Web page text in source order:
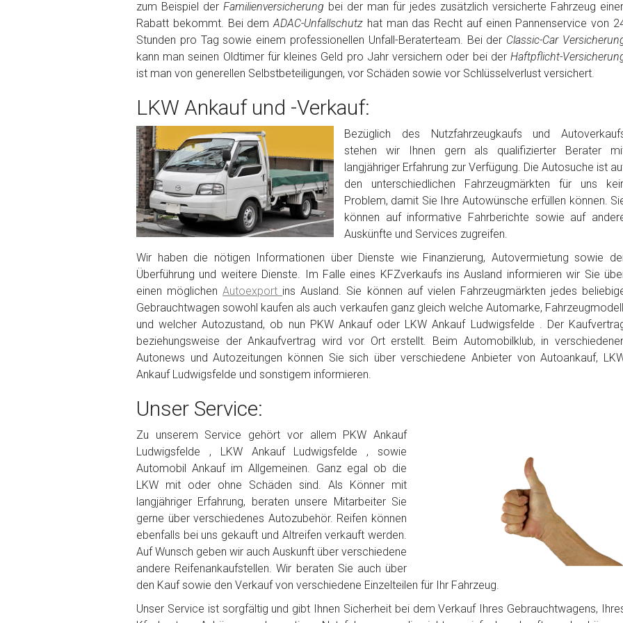
Fertig
Wie viel ist 10+2 ? *
zum Beispiel der Familienversicherung bei der man für jedes zusätzlich versicherte Fahrzeug
Rabatt bekommt. Bei demADAC-Unfallschutz hat man das Recht auf einen Pannenservice von
Stunden pro Tag sowie einem professionellen Unfall-Beraterteam. Bei der Classic-Car
kann man seinen Oldtimer für kleines Geld pro Jahr versichern oder bei der Haftpflicht-
ist man von generellen Selbstbeteiligungen, vor Schäden sowie vor Schlüsselverlust versichert.
LKW Ankauf und -Verkauf:
Bezüglich des Nutzfahrzeugkaufs und
stehen wir Ihnen gern als qualifizierter Berater
langjähriger Erfahrung zur Verfügung. Die Autosuche ist
den unterschiedlichen Fahrzeugmärkten für uns
Problem, damit Sie Ihre Autowünsche erfüllen können.
können auf informative Fahrberichte sowie auf
Auskünfte und Services zugreifen.
Wir haben die nötigen Informationen über Dienste wie Finanzierung, Autovermietung sowie
Überführung und weitere Dienste. Im Falle eines KFZverkaufs ins Ausland informieren wir Sie
einen möglichenAutoexport ins Ausland. Sie können auf vielen Fahrzeugmärkten jedes
Gebrauchtwagen sowohl kaufen als auch verkaufen ganz gleich welche Automarke,
und welcher Autozustand, ob nun PKW Ankauf oder LKW Ankauf Ludwigsfelde . Der
beziehungsweise der Ankaufvertrag wird vor Ort erstellt. Beim Automobilklub, in
Autonews und Autozeitungen können Sie sich über verschiedene Anbieter von Autoankauf,
Ankauf Ludwigsfelde und sonstigem informieren.
Unser Service:
Zu unserem Service gehört vor allem PKW Ankauf
Ludwigsfelde , LKW Ankauf Ludwigsfelde , sowie
Automobil Ankauf im Allgemeinen. Ganz egal ob die
LKW mit oder ohne Schäden sind. Als Könner mit
langjähriger Erfahrung, beraten unsere Mitarbeiter Sie
gerne über verschiedenes Autozubehör. Reifen können
ebenfalls bei uns gekauft und Altreifen verkauft werden.
Auf Wunsch geben wir auch Auskunft über verschiedene
andere Reifenankaufstellen. Wir beraten Sie auch über
den Kauf sowie den Verkauf von verschiedene Einzelteilen für Ihr Fahrzeug.
Unser Service ist sorgfältig und gibt Ihnen Sicherheit bei dem Verkauf Ihres Gebrauchtwagens,